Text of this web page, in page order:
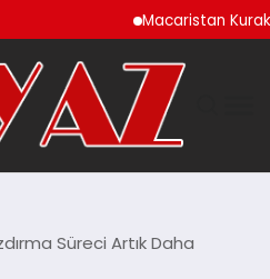
Macaristan Kuraklık
Süreci Artık Daha